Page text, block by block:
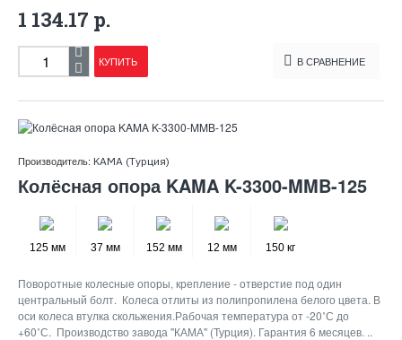
1 134.17 р.
КУПИТЬ В СРАВНЕНИЕ
Производитель: KAMA (Турция)
Колёсная опора KAMA K-3300-MMB-125
125 мм 37 мм 152 мм 12 мм 150 кг
Поворотные колесные опоры, крепление - отверстие под один
центральный болт. Колеса отлиты из полипропилена белого цвета. В
оси колеса втулка скольжения.Рабочая температура от -20˚С до
+60˚С. Производство завода "КАМА" (Турция). Гарантия 6 месяцев. ..